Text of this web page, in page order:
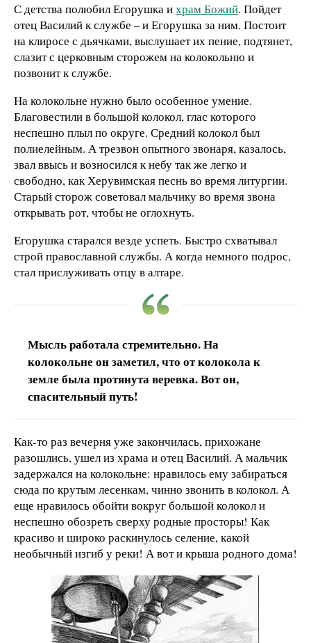
С детства полюбил Егорушка ихрам Божий. Пойдет
отец Василий к службе – и Егорушка за ним. Постоит
на клиросе с дьячками, выслушает их пение, подтянет,
слазит с церковным сторожем на колокольню и
позвонит к службе.
На колокольне нужно было особенное умение.
Благовестили в большой колокол, глас которого
неспешно плыл по округе. Средний колокол был
полиелейным. А трезвон опытного звонаря, казалось,
звал ввысь и возносился к небу так же легко и
свободно, как Херувимская песнь во время литургии.
Старый сторож советовал мальчику во время звона
открывать рот, чтобы не оглохнуть.
Егорушка старался везде успеть. Быстро схватывал
строй православной службы. А когда немного подрос,
стал прислуживать отцу в алтаре.
Мысль работала стремительно. На
колокольне он заметил, что от колокола к
земле была протянута веревка. Вот он,
спасительный путь!
Как-то раз вечерня уже закончилась, прихожане
разошлись, ушел из храма и отец Василий. А мальчик
задержался на колокольне: нравилось ему забираться
сюда по крутым лесенкам, чинно звонить в колокол. А
еще нравилось обойти вокруг большой колокол и
неспешно обозреть сверху родные просторы! Как
красиво и широко раскинулось селение, какой
необычный изгиб у реки! А вот и крыша родного дома!